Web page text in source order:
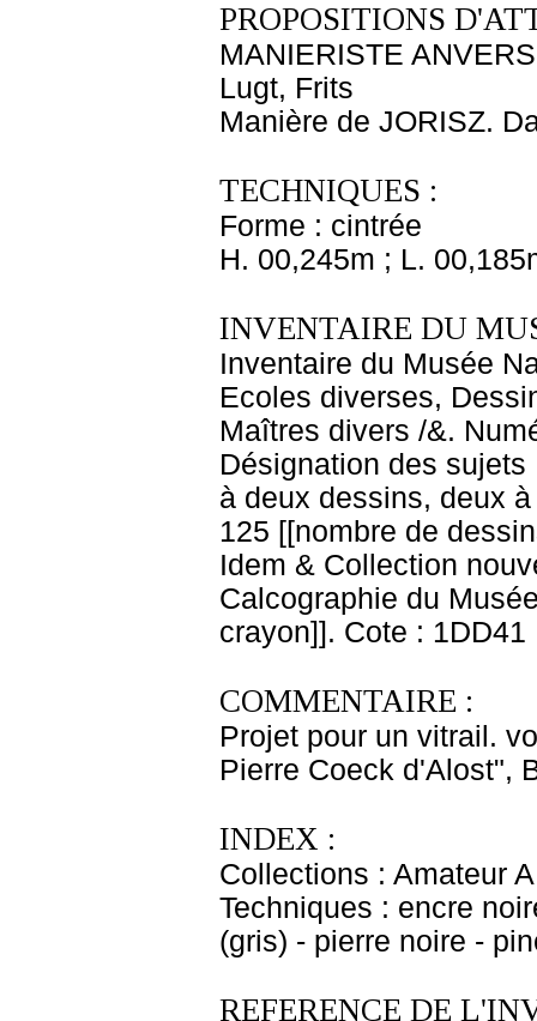
PROPOSITIONS
MANIERISTE
Lugt, Frits
Manière de JORISZ.
TECHNIQUES :
Forme : cintrée
H. 00,245m ; L.
INVENTAIRE DU
Inventaire du Musée
Ecoles diverses,
Maîtres divers /&.
Désignation des
à deux dessins, deux
125 [[nombre de
Idem & Collection
Calcographie du
crayon]]. Cote : 1DD41
COMMENTAIRE :
Projet pour un vitrail.
Pierre Coeck d'Alost",
INDEX :
Collections : Amateur
Techniques : encre
(gris) - pierre noire -
REFERENCE DE